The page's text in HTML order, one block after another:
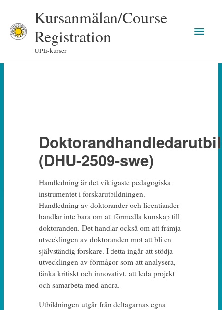
content
Kursanmälan/Course
Registration
UPE-kurser
Main
(DHU-2509-swe)
Handledning är det viktigaste pedagogiska
instrumentet i forskarutbildningen.
Handledning av doktorander och licentiander
handlar inte bara om att förmedla kunskap till
doktoranden. Det handlar också om att främja
utvecklingen av doktoranden mot att bli en
självständig forskare. I detta ingår att stödja
utvecklingen av förmågor som att analysera,
tänka kritiskt och innovativt, att leda projekt
och samarbeta med andra.
Utbildningen utgår från deltagarnas egna